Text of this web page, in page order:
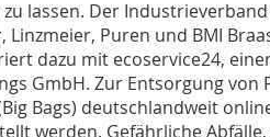
lassen. Der Industrieverband
Linzmeier, Puren und BMI
dazu mit ecoservice24,
GmbH. Zur Entsorgung von
Bags) deutschlandweit
werden. Gefährliche